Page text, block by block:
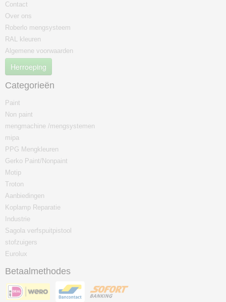
Contact
Over ons
Roberlo mengsysteem
RAL kleuren
Algemene voorwaarden
Herroeping
Categorieën
Paint
Non paint
mengmachine /mengsystemen
mipa
PPG Mengkleuren
Gerko Paint/Nonpaint
Motip
Troton
Aanbiedingen
Koplamp Reparatie
Industrie
Sagola verfspuitpistool
stofzuigers
Eurolux
Betaalmethodes